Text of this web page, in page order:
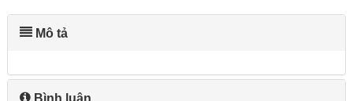
Mô tả
Bình luận